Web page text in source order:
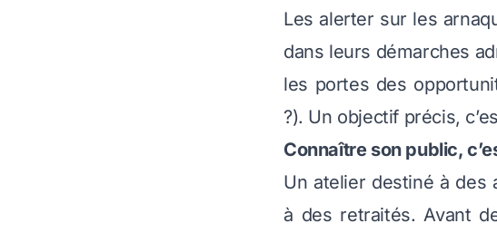
Les alerter sur les
dans leurs démarches
les portes des
?). Un objectif précis,
Connaître son public,
Un atelier destiné à des
à des retraités. Avant